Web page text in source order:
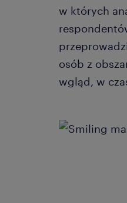
w których
osób z
wgląd, w